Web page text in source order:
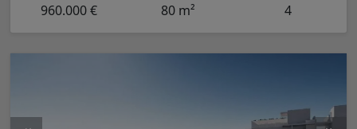
960.000 € 80 m² 4